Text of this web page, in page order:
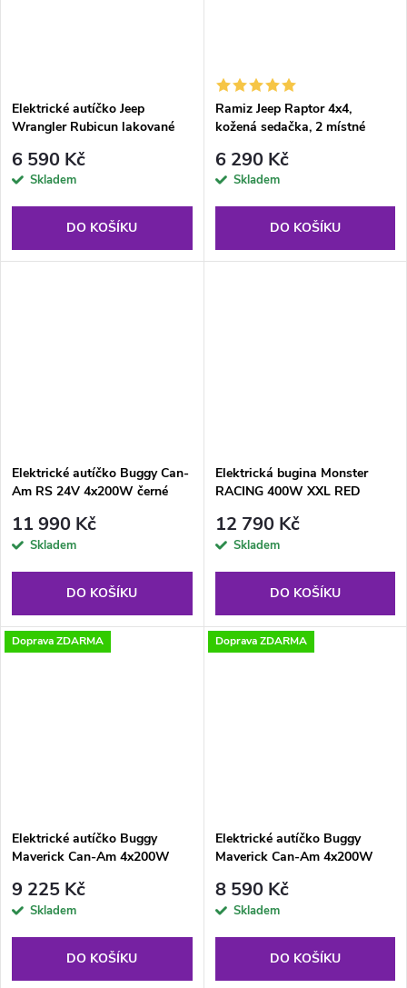
Elektrické autíčko Jeep
Wrangler Rubicun lakované
6 590 Kč
Skladem
DO KOŠÍKU
Ramiz Jeep Raptor 4x4,
kožená sedačka, 2 místné
6 290 Kč
Skladem
DO KOŠÍKU
Elektrické autíčko Buggy Can-
Am RS 24V 4x200W černé
11 990 Kč
Skladem
DO KOŠÍKU
Elektrická bugina Monster
RACING 400W XXL RED
12 790 Kč
Skladem
DO KOŠÍKU
Doprava ZDARMA
Elektrické autíčko Buggy
Maverick Can-Am 4x200W
lakované
9 225 Kč
Skladem
DO KOŠÍKU
Doprava ZDARMA
Elektrické autíčko Buggy
Maverick Can-Am 4x200W
8 590 Kč
Skladem
DO KOŠÍKU